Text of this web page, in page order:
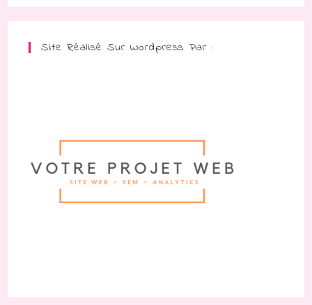
Site Réalisé Sur Wordpress Par :